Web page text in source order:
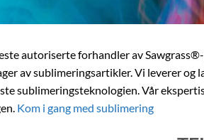
autoriserte forhandler av
av sublimeringsartikler. Vi leverer og
sublimeringsteknologien. Vår
Kom i gang med sublimering